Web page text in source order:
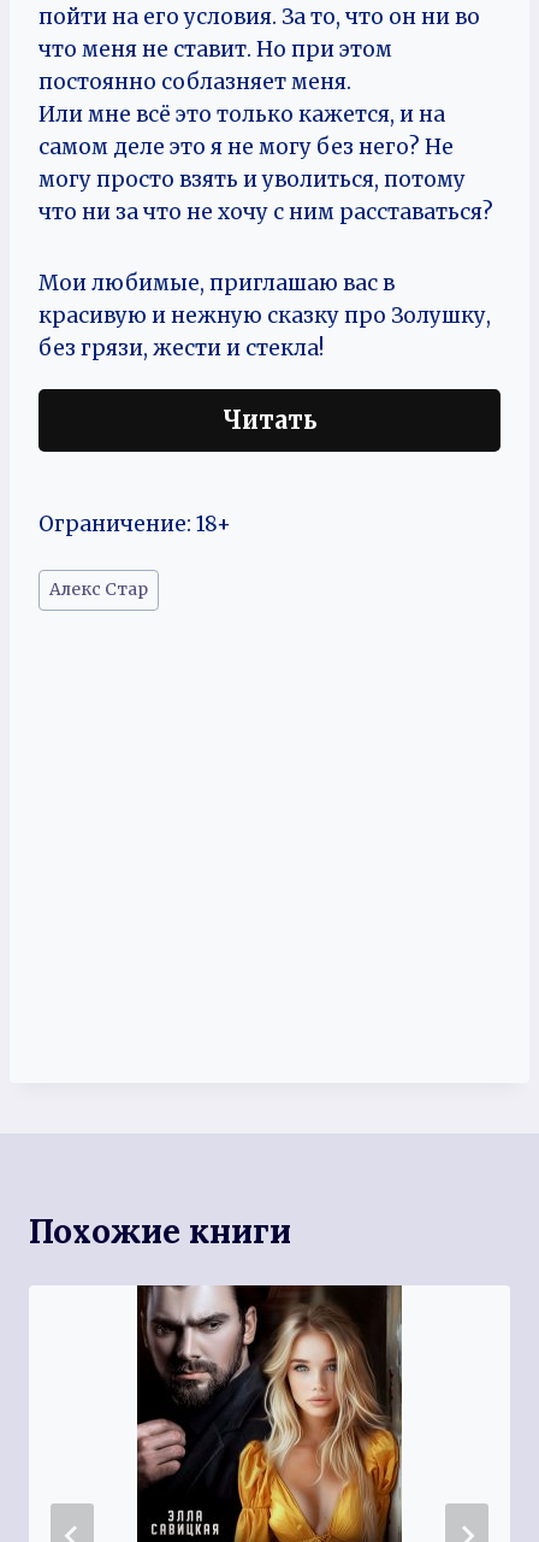
пойти на его условия. За то, что он ни во
что меня не ставит. Но при этом
постоянно соблазняет меня.
Или мне всё это только кажется, и на
самом деле это я не могу без него? Не
могу просто взять и уволиться, потому
что ни за что не хочу с ним расставаться?
Мои любимые, приглашаю вас в
красивую и нежную сказку про Золушку,
без грязи, жести и стекла!
Читать
Ограничение: 18+
Метки
записи:
Алекс Стар
Похожие книги